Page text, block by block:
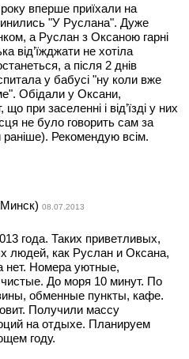
вперше приїхали на
"У Руслана". Дуже
а Руслан з Оксаною гарні
від’їжджати не хотіла
а після 2 днів
у бабусі "ну коли вже
Обідали у Оксани,
при заселенні і від’їзді у них
не було говорить сам за
Рекомендую всім.
08.07.2013
года. Таких приветливых,
людей, как Руслан и Оксана,
нет. Номера уютные,
До моря 10 минут. По
обменные пункты, кафе.
Получили массу
на отдыхе. Планируем
году.